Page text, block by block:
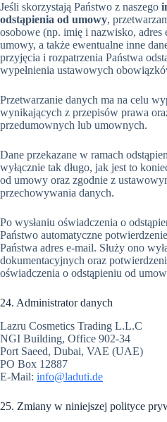
Jeśli skorzystają Państwo z naszego
odstąpienia od umowy,
osobowe (np. imię i nazwisko,
umowy, a także ewentualne inne
przyjęcia i rozpatrzenia Państwa
wypełnienia ustawowych
Przetwarzanie danych ma na celu
wynikających z przepisów prawa
przedumownych lub umownych.
Dane przekazane w ramach
wyłącznie tak długo, jak jest to
od umowy oraz zgodnie z
przechowywania danych.
Po wysłaniu oświadczenia o
Państwo automatyczne
Państwa adres e-mail. Służy ono
dokumentacyjnych oraz
oświadczenia o odstąpieniu od
24. Administrator danych
Lazru Cosmetics Trading L.L.C
NGI Building, Office 902-34
Port Saeed, Dubai, VAE (UAE)
PO Box 12887
E-Mail: info@laduti.de
25. Zmiany w niniejszej polityce